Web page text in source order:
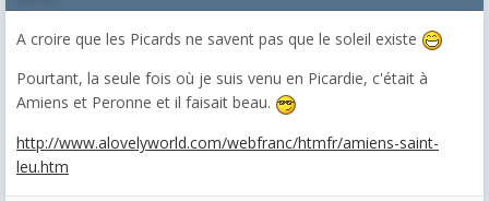
A croire que les Picards ne savent pas que le soleil existe
Pourtant, la seule fois où je suis venu en Picardie, c'était à
Amiens et Peronne et il faisait beau.
http://www.alovelyworld.com/webfranc/htmfr/amiens-saint-
leu.htm